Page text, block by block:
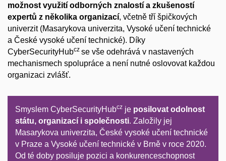
možnost využití odborných znalostí a zkušeností
expertů z několika organizací, včetně tří špičkových
univerzit (Masarykova univerzita, Vysoké učení technické
a České vysoké učení technické). Díky
CyberSecurityHubcz se vše odehrává v nastavených
mechanismech spolupráce a není nutné oslovovat každou
organizaci zvlášť.
Smyslem CyberSecurityHubcz je posilovat odolnost
státu, organizací i společnosti. Založily jej
Masarykova univerzita, České vysoké učení technické
v Praze a Vysoké učení technické v Brně v roce 2020.
Od té doby posiluje pozici a konkurenceschopnost